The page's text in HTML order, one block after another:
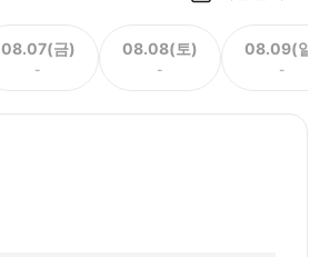
08.07(금)
-
08.08(토)
-
08.09(일)
-